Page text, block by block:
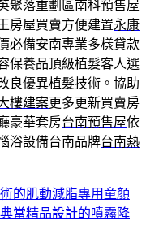
聚落重劃區南科預售屋
房屋買賣方便建置永康
必備安南專業多樣貸款
保養品頂級植髮客人選
良優異植髮技術。協助
樓建案更多更新買賣房
豪華套房台南預售屋依
浴設備台南品牌台南熱
的肌動減脂專用童顏
當精品設計的噴霧降